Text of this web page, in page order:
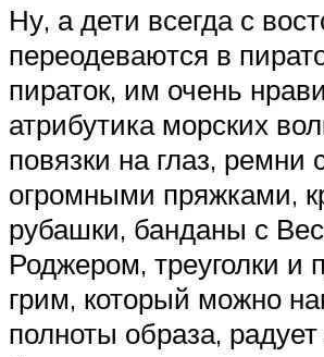
Ну, а дети всегда с
переодеваются в
пираток, им очень
атрибутика морских
повязки на глаз, ремни
огромными пряжками,
рубашки, банданы с
Роджером, треуголки и
грим, который можно
полноты образа,